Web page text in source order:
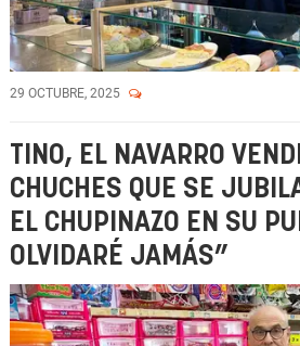
29 OCTUBRE, 2025
TINO, EL NAVARRO
CHUCHES QUE SE
EL CHUPINAZO EN SU
OLVIDARÉ JAMÁS”